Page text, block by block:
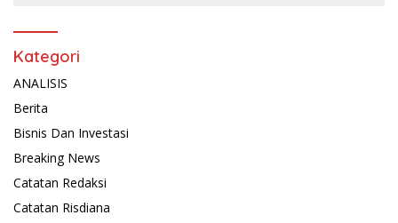
Kategori
ANALISIS
Berita
Bisnis Dan Investasi
Breaking News
Catatan Redaksi
Catatan Risdiana